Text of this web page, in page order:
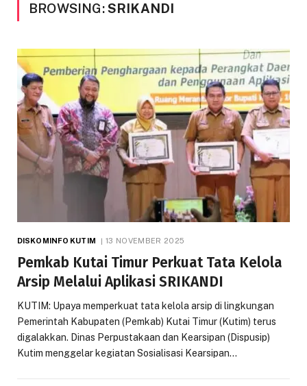
BROWSING:SRIKANDI
DISKOMINFO KUTIM 13 NOVEMBER 2025
Pemkab Kutai Timur Perkuat Tata Kelola
Arsip Melalui Aplikasi SRIKANDI
KUTIM: Upaya memperkuat tata kelola arsip di lingkungan
Pemerintah Kabupaten (Pemkab) Kutai Timur (Kutim) terus
digalakkan. Dinas Perpustakaan dan Kearsipan (Dispusip)
Kutim menggelar kegiatan Sosialisasi Kearsipan…